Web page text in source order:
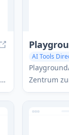
AI Tools
AI Content
Zentrum
der besten